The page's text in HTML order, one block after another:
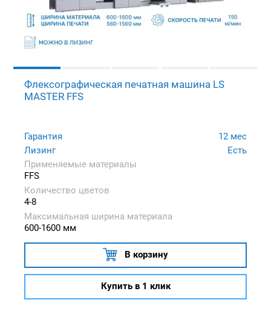
Флексографическая печатная машина LS
MASTER FFS
Гарантия
12 мес
Лизинг
Есть
Применяемые материалы
FFS
Количество цветов
4-8
Максимальная ширина материала
600-1600 мм
В корзину
Купить в 1 клик